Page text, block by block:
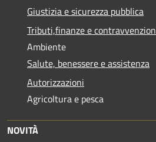
Giustizia e sicurezza pubblica
Tributi,finanze e
Ambiente
Salute, benessere e assistenza
Autorizzazioni
Agricoltura e pesca
NOVITÀ